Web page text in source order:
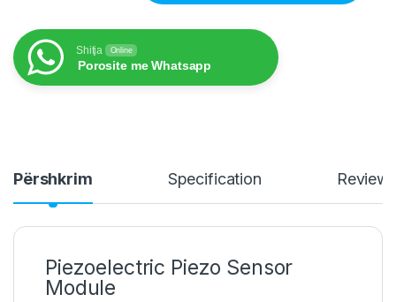
Shitja Online
Porosite me Whatsapp
Përshkrim Specification
Piezoelectric Piezo Sensor
Module